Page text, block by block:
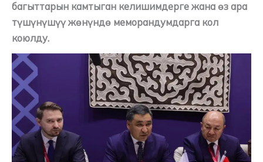
багыттарын камтыган келишимдерге жана өз ара
түшүнүшүү жөнүндө меморандумдарга кол
коюлду.